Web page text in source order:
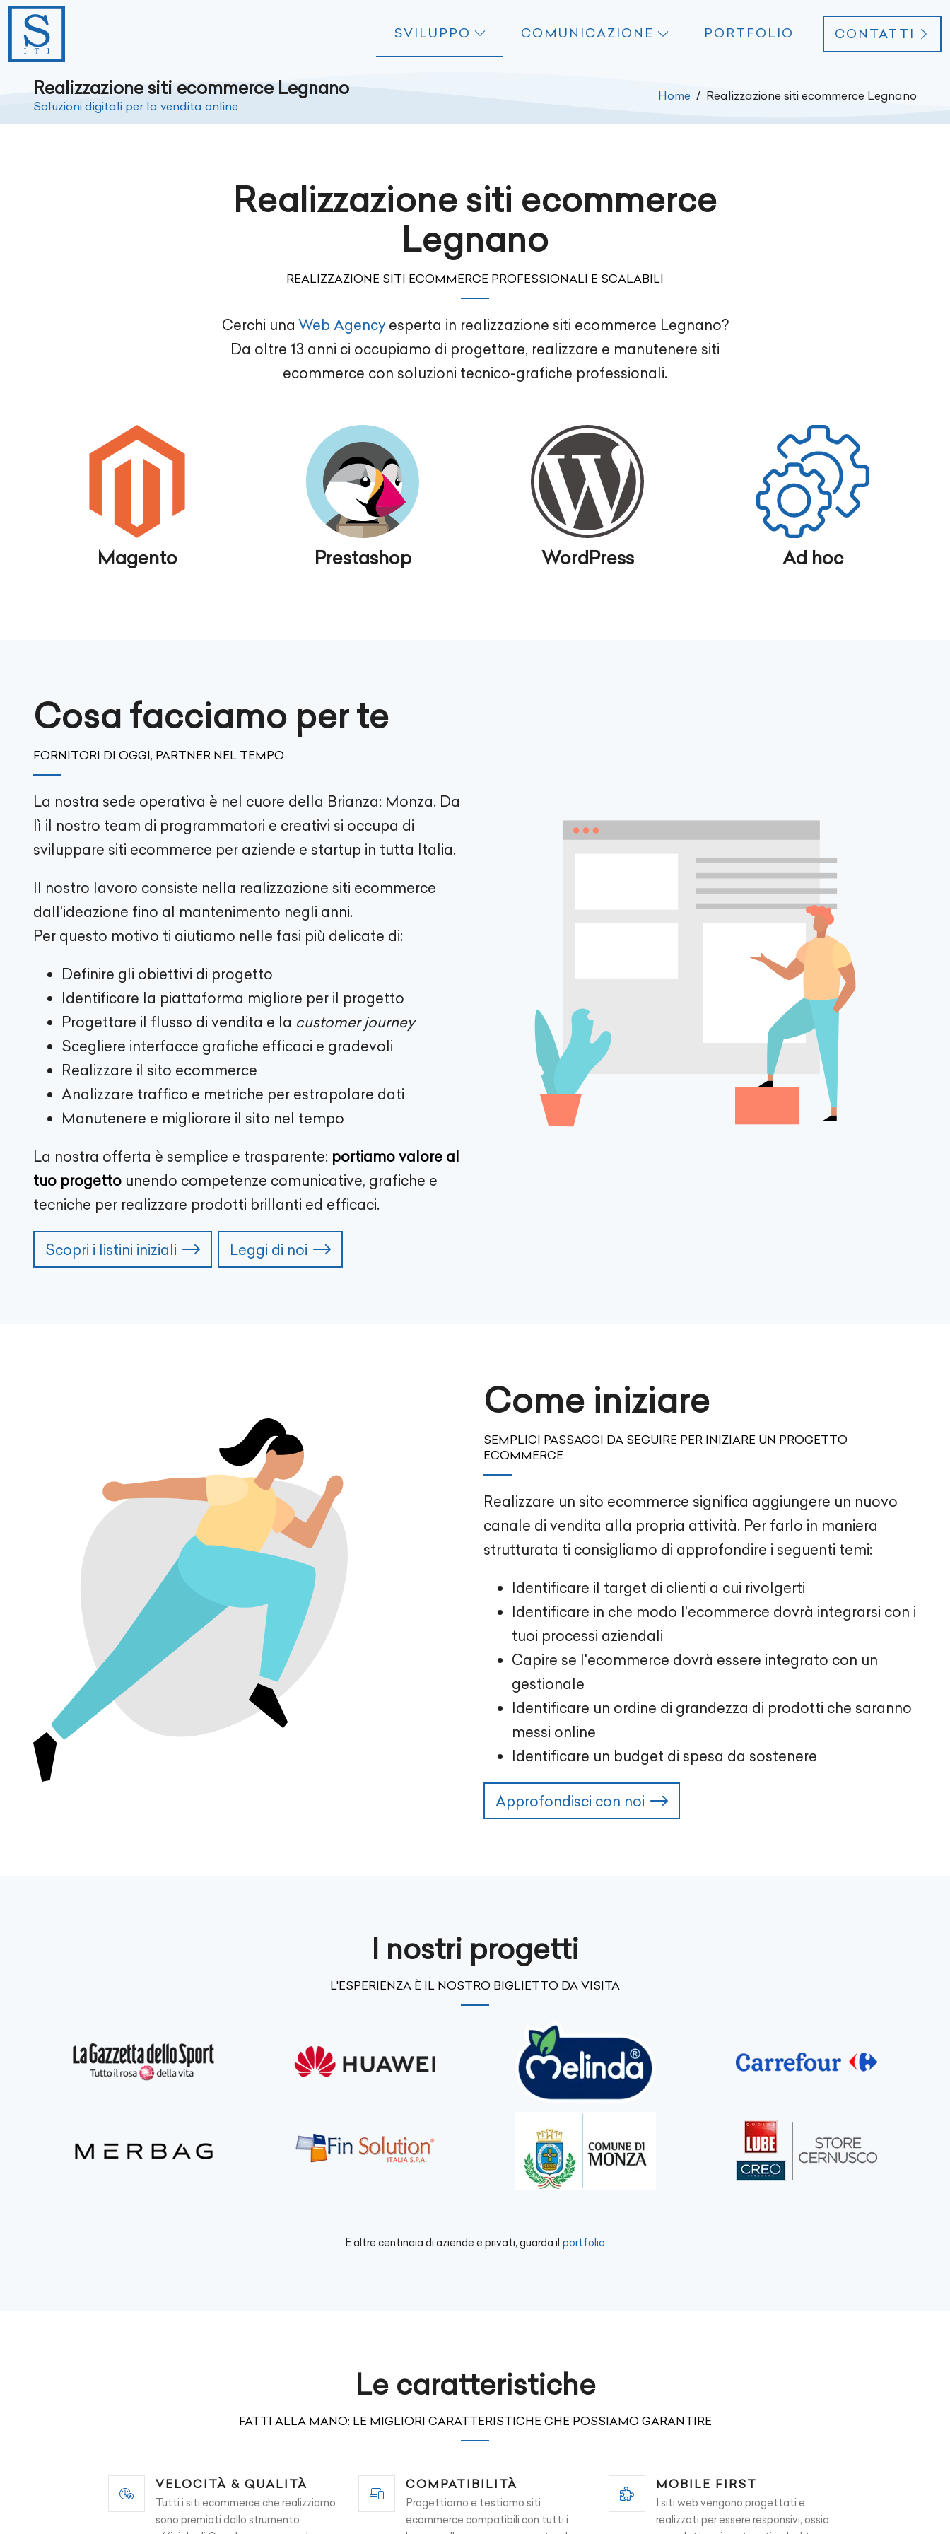
SVILUPPO COMUNICAZIONE PORTFOLIO CONTATTI
Realizzazione siti ecommerce Legnano
Soluzioni digitali per la vendita online
Home Realizzazione siti ecommerce Legnano
Realizzazione siti ecommerce
Legnano
REALIZZAZIONE SITI ECOMMERCE PROFESSIONALI E SCALABILI
Cerchi una Web Agency esperta in realizzazione siti ecommerce Legnano?
Da oltre 13 anni ci occupiamo di progettare, realizzare e manutenere siti
ecommerce con soluzioni tecnico-grafiche professionali.
Magento Prestashop WordPress Ad hoc
Cosa facciamo per te
FORNITORI DI OGGI, PARTNER NEL TEMPO
La nostra sede operativa è nel cuore della Brianza: Monza. Da
lì il nostro team di programmatori e creativi si occupa di
sviluppare siti ecommerce per aziende e startup in tutta Italia.
Il nostro lavoro consiste nella realizzazione siti ecommerce
dall'ideazione fino al mantenimento negli anni.
Per questo motivo ti aiutiamo nelle fasi più delicate di:
Definire gli obiettivi di progetto
Identificare la piattaforma migliore per il progetto
Progettare il flusso di vendita e la customer journey
Scegliere interfacce grafiche efficaci e gradevoli
Realizzare il sito ecommerce
Analizzare traffico e metriche per estrapolare dati
Manutenere e migliorare il sito nel tempo
La nostra offerta è semplice e trasparente: portiamo valore al
tuo progetto unendo competenze comunicative, grafiche e
tecniche per realizzare prodotti brillanti ed efficaci.
Scopri i listini iniziali Leggi di noi
Come iniziare
SEMPLICI PASSAGGI DA SEGUIRE PER INIZIARE UN PROGETTO
ECOMMERCE
Realizzare un sito ecommerce significa aggiungere un nuovo
canale di vendita alla propria attività. Per farlo in maniera
strutturata ti consigliamo di approfondire i seguenti temi:
Identificare il target di clienti a cui rivolgerti
Identificare in che modo l'ecommerce dovrà integrarsi con i
tuoi processi aziendali
Capire se l'ecommerce dovrà essere integrato con un
gestionale
Identificare un ordine di grandezza di prodotti che saranno
messi online
Identificare un budget di spesa da sostenere
Approfondisci con noi
I nostri progetti
L'ESPERIENZA È IL NOSTRO BIGLIETTO DA VISITA
E altre centinaia di aziende e privati, guarda il portfolio
Le caratteristiche
FATTI ALLA MANO: LE MIGLIORI CARATTERISTICHE CHE POSSIAMO GARANTIRE
VELOCITÀ & QUALITÀ
Tutti i siti ecommerce che realizziamo
sono premiati dallo strumento
COMPATIBILITÀ
Progettiamo e testiamo siti
ecommerce compatibili con tutti i
MOBILE FIRST
I siti web vengono progettati e
realizzati per essere responsivi, ossia